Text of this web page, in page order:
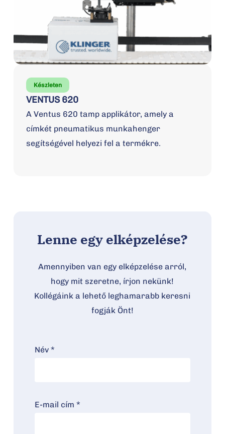
VENTUS 620
Készleten
A Ventus 620 tamp applikátor, amely a
címkét pneumatikus munkahenger
segítségével helyezi fel a termékre.
Lenne egy elképzelése?
Amennyiben van egy elképzelése arról,
hogy mit szeretne, írjon nekünk!
Kollégáink a lehető leghamarabb keresni
fogják Önt!
Név *
E-mail cím *